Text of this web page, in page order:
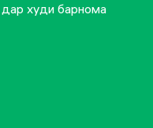
худи барнома